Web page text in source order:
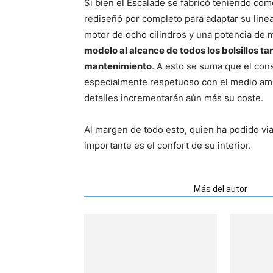
Si bien el Escalade se fabricó teniendo
rediseñó por completo para adaptar su
motor de ocho cilindros y una potencia de
modelo al alcance de todos los bolsillos
mantenimiento. A esto se suma que el
especialmente respetuoso con el medio
detalles incrementarán aún más su coste.
Al margen de todo esto, quien ha podido
importante es el confort de su interior.
Más del autor